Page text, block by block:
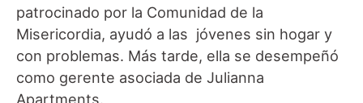
patrocinado por la Comunidad de la
Misericordia, ayudó a las jóvenes sin hogar y
con problemas. Más tarde, ella se desempeñó
como gerente asociada de Julianna
Apartments.